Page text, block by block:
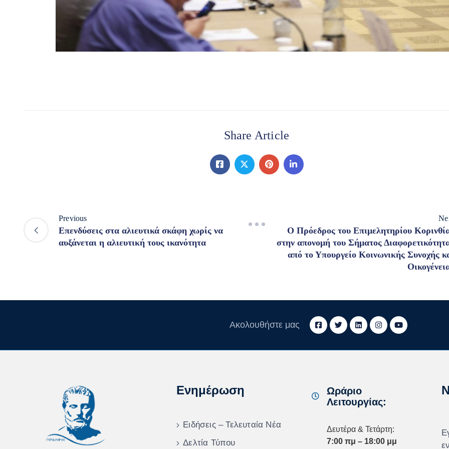
Share Article
Previous
Επενδύσεις στα αλιευτικά σκάφη χωρίς να
αυξάνεται η αλιευτική τους ικανότητα
Ο Πρόεδρος του Επιμελητηρίου
στην απονομή του Σήματος
από το Υπουργείο Κοινωνικής Συνοχής
Ακολουθήστε μας
Ενημέρωση
Ειδήσεις – Τελευταία Νέα
Δελτία Τύπου
Ωράριο
Λειτουργίας:
Δευτέρα & Τετάρτη:
7:00 πμ – 18:00 μμ